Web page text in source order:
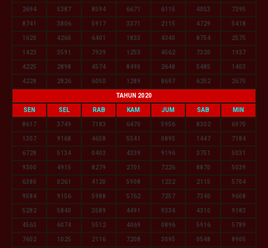
2694 5387 8594 6671 6115 4053 7395
8741 3806 5917 3371 2115 4729 5418
1620 4260 6401 1833 4340 8754 2575
1423 3591 7939 1253 4562 7320 1937
4225 2898 4574 8490 2648 5485 1403
4228 2826 6050 1289 8697 6252 2675
TAHUN 2020
SEN SEL RAB KAM JUM SAB MIN
8617 3749 7183 6470 5956 8302 6970
1307 9168 4658 5541 0895 1447 7184
6728 5134 0403 4339 9196 3751 5031
9300 4915 8279 2701 7226 8870 5039
6380 0261 4120 5908 1232 2115 5704
9584 9156 5988 5762 7257 7340 9608
5282 5840 3589 4491 9334 4310 9183
4563 6074 5512 4069 0896 5916 5789
7602 1025 2116 7208 3095 0548 8905